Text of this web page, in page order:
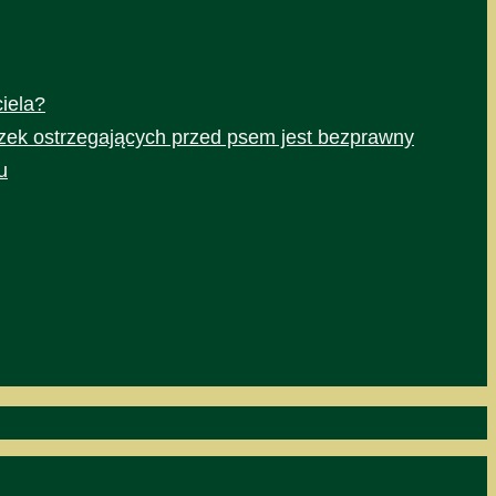
ostrzegających przed psem jest bezprawny